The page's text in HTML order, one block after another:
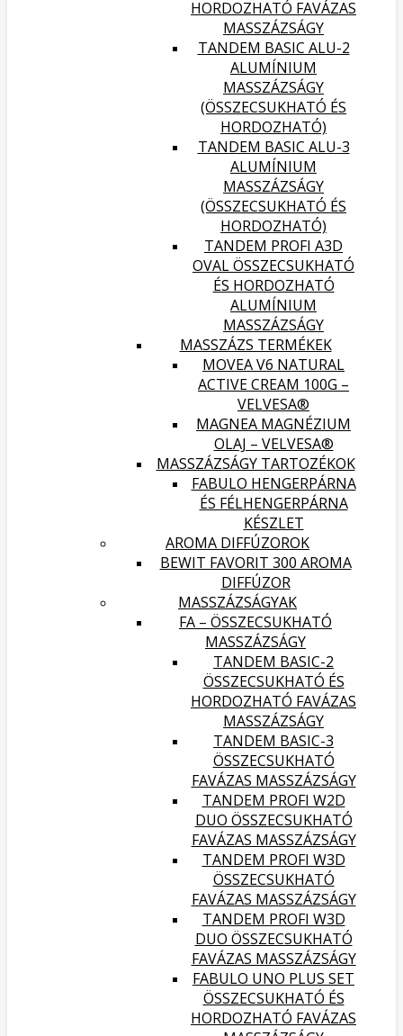
HORDOZHATÓ FAVÁZAS
MASSZÁZSÁGY
TANDEM BASIC ALU-2
ALUMÍNIUM
MASSZÁZSÁGY
(ÖSSZECSUKHATÓ ÉS
HORDOZHATÓ)
TANDEM BASIC ALU-3
ALUMÍNIUM
MASSZÁZSÁGY
(ÖSSZECSUKHATÓ ÉS
HORDOZHATÓ)
TANDEM PROFI A3D
OVAL ÖSSZECSUKHATÓ
ÉS HORDOZHATÓ
ALUMÍNIUM
MASSZÁZSÁGY
MASSZÁZS TERMÉKEK
MOVEA V6 NATURAL
ACTIVE CREAM 100G –
VELVESA®
MAGNEA MAGNÉZIUM
OLAJ – VELVESA®
MASSZÁZSÁGY TARTOZÉKOK
FABULO HENGERPÁRNA
ÉS FÉLHENGERPÁRNA
KÉSZLET
AROMA DIFFÚZOROK
BEWIT FAVORIT 300 AROMA
DIFFÚZOR
MASSZÁZSÁGYAK
FA – ÖSSZECSUKHATÓ
MASSZÁZSÁGY
TANDEM BASIC-2
ÖSSZECSUKHATÓ ÉS
HORDOZHATÓ FAVÁZAS
MASSZÁZSÁGY
TANDEM BASIC-3
ÖSSZECSUKHATÓ
FAVÁZAS MASSZÁZSÁGY
TANDEM PROFI W2D
DUO ÖSSZECSUKHATÓ
FAVÁZAS MASSZÁZSÁGY
TANDEM PROFI W3D
ÖSSZECSUKHATÓ
FAVÁZAS MASSZÁZSÁGY
TANDEM PROFI W3D
DUO ÖSSZECSUKHATÓ
FAVÁZAS MASSZÁZSÁGY
FABULO UNO PLUS SET
ÖSSZECSUKHATÓ ÉS
HORDOZHATÓ FAVÁZAS